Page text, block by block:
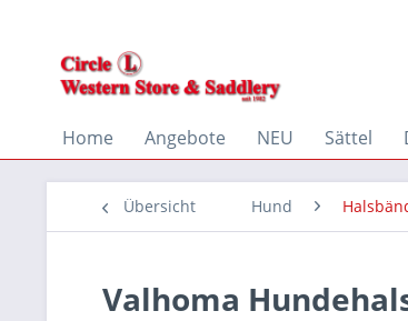
Home Angebote NEU Sättel
Übersicht Hund
Valhoma